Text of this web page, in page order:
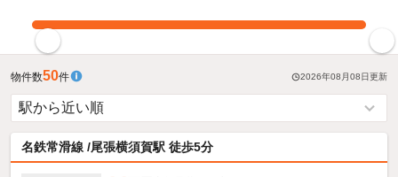
物件数50件 2026年08月08日更新
名鉄常滑線 /尾張横須賀駅 徒歩5分